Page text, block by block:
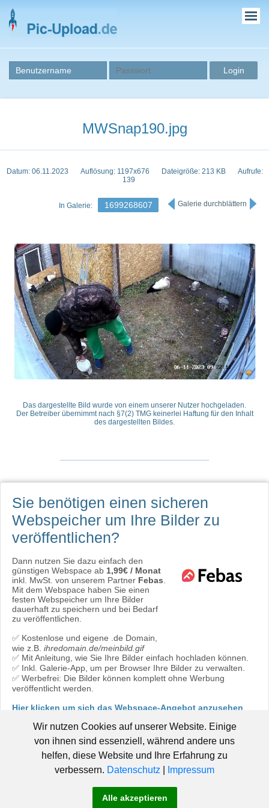
Wir nutzen Cookies auf unserer Website. Einige
von ihnen sind essenziell, während andere uns
helfen, diese Website und Ihre Erfahrung zu
verbessern. Datenschutz Impressum
Alle akzeptieren
MWSnap190.jpg
Datum: 06.11.2023 Auflösung: 1197x676 Dateigröße: 213 KB
Aufrufe:
139
Galerie durchblättern
1699268607
In Galerie:
Das dargestellte Bild wurde von einem unserer Nutzer hochgeladen.
Der Betreiber übernimmt nach §7(2) TMG keinerlei Haftung für den Inhalt
des dargestellten Bildes.
Sie benötigen einen sicheren
Webspeicher um Ihre Bilder zu
veröffentlichen?
Dann nutzen Sie dazu einfach den
günstigen Webspace ab 1,99€ / Monat
inkl. MwSt. von unserem Partner Febas
Mit dem Webspace haben Sie einen
festen Webspeicher um Ihre Bilder
dauerhaft zu speichern und bei Bedarf
zu veröffentlichen.
✅ Kostenlose und eigene .de Domain,
wie z.B. ihredomain.de/meinbild.gif
✅ Mit Anleitung, wie Sie Ihre Bilder einfach hochladen können.
✅ Inkl. Galerie-App, um per Browser Ihre Bilder zu verwalten.
✅ Werbefrei: Die Bilder können komplett ohne Werbung
veröffentlicht werden.
Hier klicken um sich das Webspace-Angebot anzusehen
© 2006 - 2019 Pic-Upload.de -Hosted by Febas